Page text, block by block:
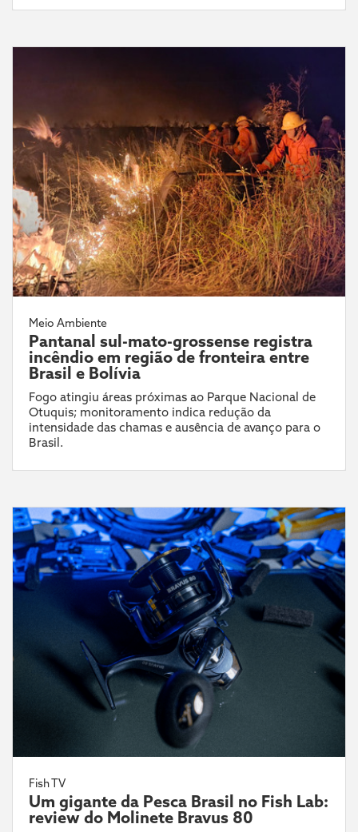
Meio Ambiente
Pantanal sul-mato-grossense registra
incêndio em região de fronteira entre
Brasil e Bolívia
Fogo atingiu áreas próximas ao Parque Nacional de
Otuquis; monitoramento indica redução da
intensidade das chamas e ausência de avanço para o
Brasil.
Fish TV
Um gigante da Pesca Brasil no Fish Lab:
review do Molinete Bravus 80